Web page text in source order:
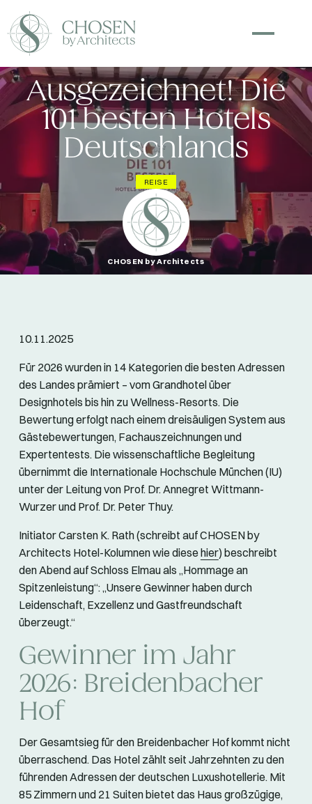
Ausgezeichnet! Die
101 besten Hotels
Deutschlands
REISE
CHOSEN by Architects
10.11.2025
Für 2026 wurden in 14 Kategorien die besten Adressen
des Landes prämiert – vom Grandhotel über
Designhotels bis hin zu Wellness-Resorts. Die
Bewertung erfolgt nach einem dreisäuligen System aus
Gästebewertungen, Fachauszeichnungen und
Expertentests. Die wissenschaftliche Begleitung
übernimmt die Internationale Hochschule München (IU)
unter der Leitung von Prof. Dr. Annegret Wittmann-
Wurzer und Prof. Dr. Peter Thuy.
Initiator Carsten K. Rath (schreibt auf CHOSEN by
Architects Hotel-Kolumnen wie diesehier) beschreibt
den Abend auf Schloss Elmau als „Hommage an
Spitzenleistung“: „Unsere Gewinner haben durch
Leidenschaft, Exzellenz und Gastfreundschaft
überzeugt.“
Gewinner im Jahr
2026: Breidenbacher
Hof
Der Gesamtsieg für den Breidenbacher Hof kommt nicht
überraschend. Das Hotel zählt seit Jahrzehnten zu den
führenden Adressen der deutschen Luxushotellerie. Mit
85 Zimmern und 21 Suiten bietet das Haus großzügige,